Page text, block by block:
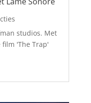
studios. Met
film 'The Trap'